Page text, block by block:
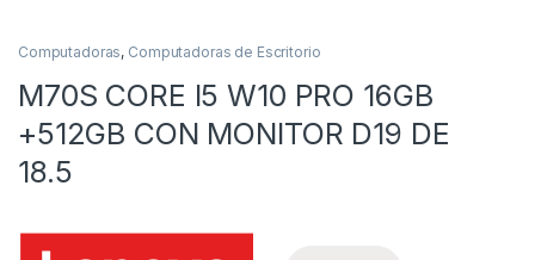
Computadoras, Computadoras de Escritorio
M70S CORE I5 W10 PRO 16GB
+512GB CON MONITOR D19 DE
18.5